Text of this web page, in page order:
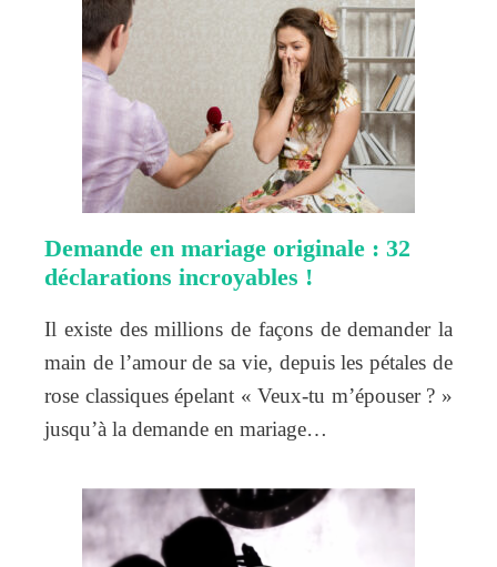
Demande en mariage originale : 32
déclarations incroyables !
Il existe des millions de façons de demander la
main de l’amour de sa vie, depuis les pétales de
rose classiques épelant « Veux-tu m’épouser ? »
jusqu’à la demande en mariage…